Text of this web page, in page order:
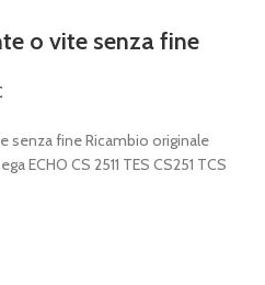
o vite senza fine
senza fine Ricambio originale
ECHO CS 2511 TES CS251 TCS